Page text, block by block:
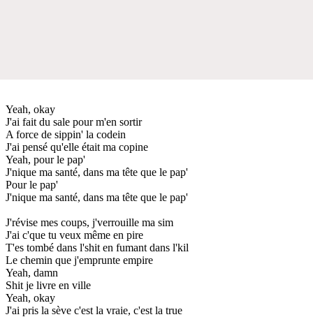
Yeah, okay
J'ai fait du sale pour m'en sortir
A force de sippin' la codein
J'ai pensé qu'elle était ma copine
Yeah, pour le pap'
J'nique ma santé, dans ma tête que le pap'
Pour le pap'
J'nique ma santé, dans ma tête que le pap'
J'révise mes coups, j'verrouille ma sim
J'ai c'que tu veux même en pire
T'es tombé dans l'shit en fumant dans l'kil
Le chemin que j'emprunte empire
Yeah, damn
Shit je livre en ville
Yeah, okay
J'ai pris la sève c'est la vraie, c'est la true